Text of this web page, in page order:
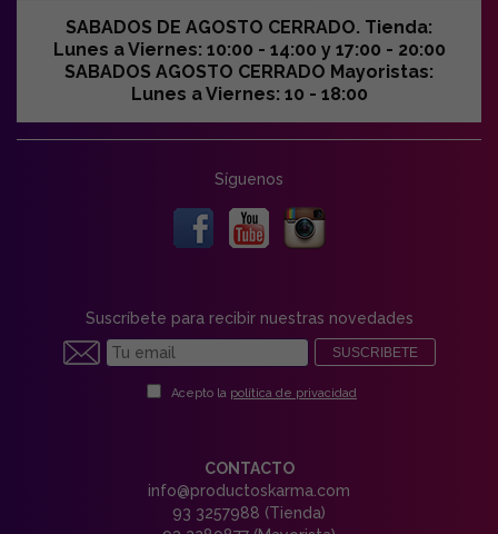
SABADOS DE AGOSTO CERRADO. Tienda:
Lunes a Viernes: 10:00 - 14:00 y 17:00 - 20:00
SABADOS AGOSTO CERRADO Mayoristas:
Lunes a Viernes: 10 - 18:00
Síguenos
Suscríbete para recibir nuestras novedades
SUSCRIBETE
Acepto la política de privacidad
CONTACTO
info@productoskarma.com
93 3257988 (Tienda)